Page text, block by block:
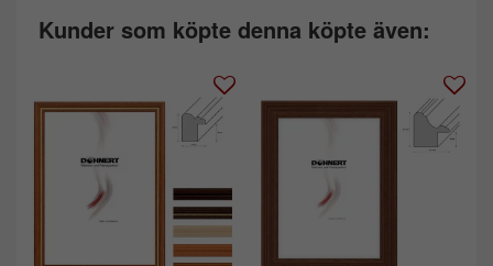
Kunder som köpte denna köpte även: